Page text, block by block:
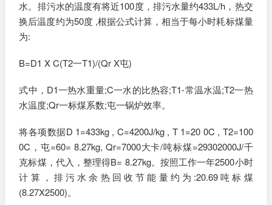
水。排污水的温度有将近100度，排污水量约433L/h，热交
换后温度约为50度 ,根据公式计算，相当于每小时耗标煤量
为:
B=D1 X C(T2一T1)/(Qr X屯)
式中，D1一热水重量;C一水的比热容;T1-常温水温;T2一热
水温度;Qr一标煤系数;屯一锅炉效率。
将各项数据D 1=433kg , C=4200J/kg , T 1=20 0C , T2=100
0C，屯=60= 8.27kg, Qr=7000大卡/吨标煤=29302000J/千
克标煤，代入，整理得B= 8.27kg。按照工作一年2500小时
计算，排污水余热回收节能量约为:20.69吨标煤
(8.27X2500)。